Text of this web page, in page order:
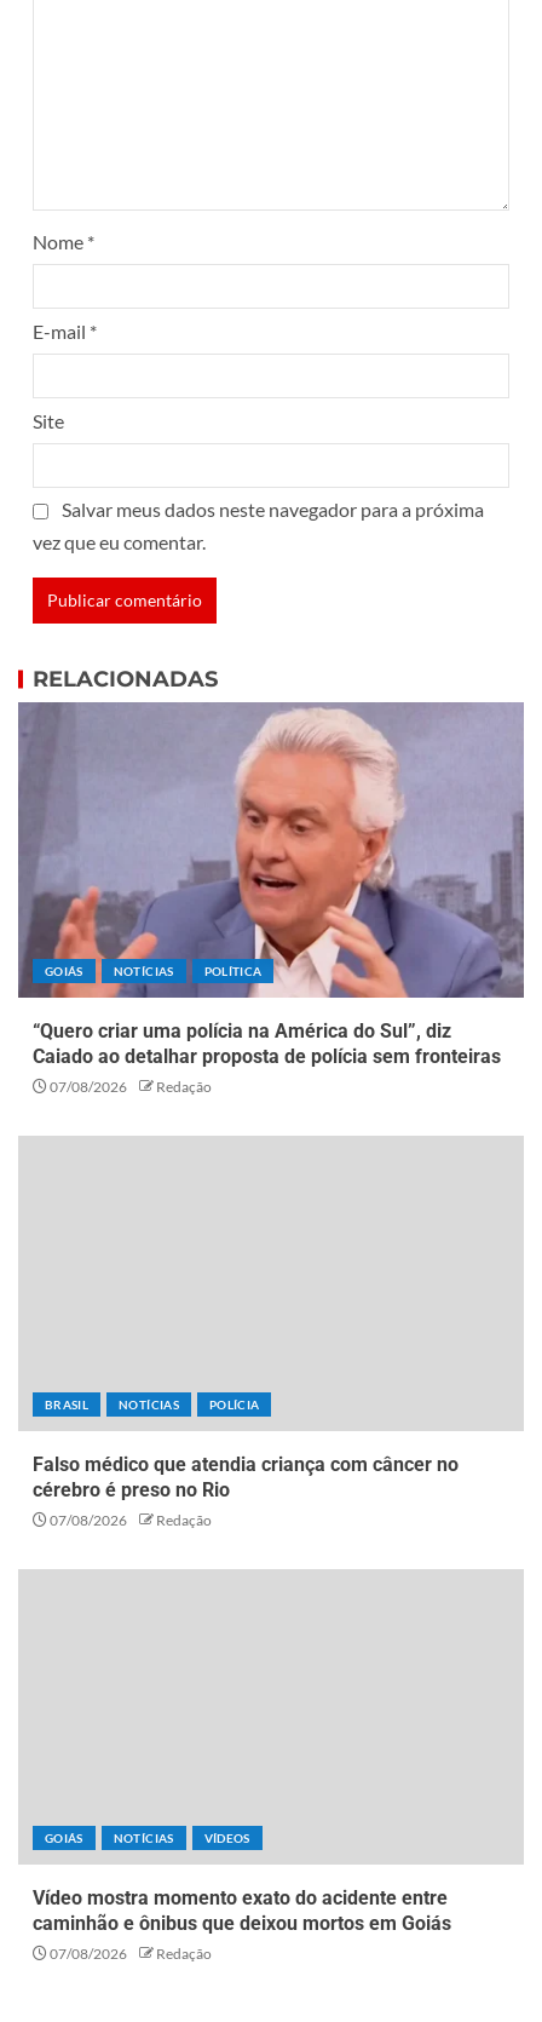
Nome *
E-mail *
Site
Salvar meus dados neste navegador para a próxima
vez que eu comentar.
RELACIONADAS
GOIÁS NOTÍCIAS POLÍTICA
“Quero criar uma polícia na América do Sul”, diz
Caiado ao detalhar proposta de polícia sem fronteiras
07/08/2026 Redação
BRASIL NOTÍCIAS POLÍCIA
Falso médico que atendia criança com câncer no
cérebro é preso no Rio
07/08/2026 Redação
GOIÁS NOTÍCIAS VÍDEOS
Vídeo mostra momento exato do acidente entre
caminhão e ônibus que deixou mortos em Goiás
07/08/2026 Redação